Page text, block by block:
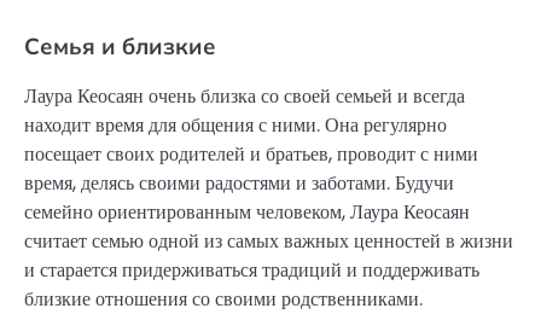
Семья и близкие
Лаура Кеосаян очень близка со своей семьей и всегда
находит время для общения с ними. Она регулярно
посещает своих родителей и братьев, проводит с ними
время, делясь своими радостями и заботами. Будучи
семейно ориентированным человеком, Лаура Кеосаян
считает семью одной из самых важных ценностей в жизни
и старается придерживаться традиций и поддерживать
близкие отношения со своими родственниками.